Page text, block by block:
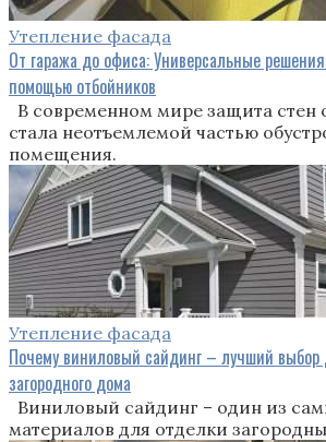
Утепление фасада
От гаража до офиса: Универсальные
помощью отбойников
В современном мире защита стен
стала неотъемлемой частью
помещения.
Утепление фасада
Почему виниловый сайдинг – лучший выбор
загородного дома
Виниловый сайдинг – один из
материалов для отделки